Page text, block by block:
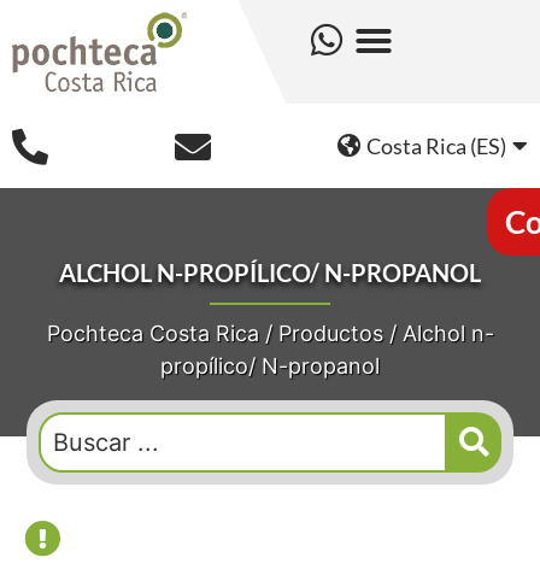
Costa Rica (ES)
ALCHOL N-PROPÍLICO/ N-PROPANOL
Pochteca Costa Rica/ Productos/ Alchol n-
propílico/ N-propanol